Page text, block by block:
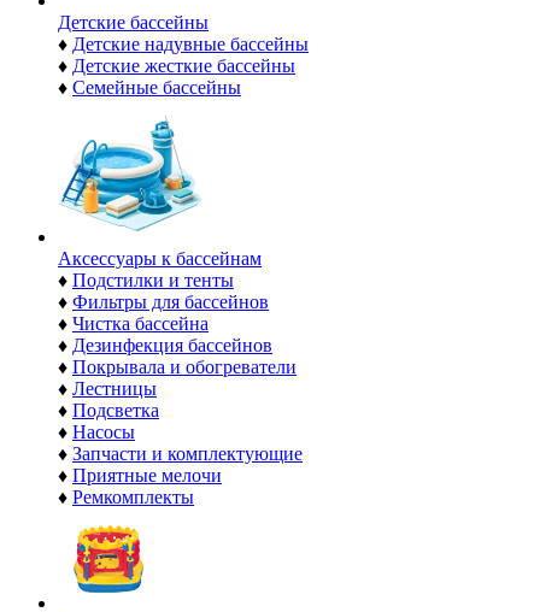
Детские бассейны
♦ Детские надувные бассейны
♦ Детские жесткие бассейны
♦ Семейные бассейны
Аксессуары к бассейнам
♦ Подстилки и тенты
♦ Фильтры для бассейнов
♦ Чистка бассейна
♦ Дезинфекция бассейнов
♦ Покрывала и обогреватели
♦ Лестницы
♦ Подсветка
♦ Насосы
♦ Запчасти и комплектующие
♦ Приятные мелочи
♦ Ремкомплекты